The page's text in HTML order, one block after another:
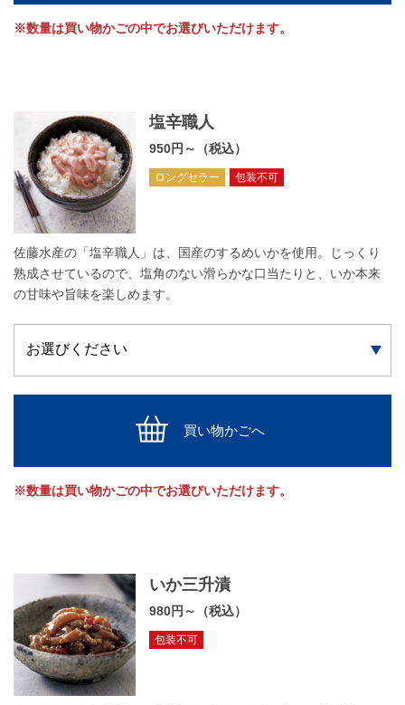
※数量は買い物かごの中でお選びいただけます。
塩辛職人
950円～（税込）
ロングセラー 包装不可
佐藤水産の「塩辛職人」は、国産のするめいかを使用。じっくり
熟成させているので、塩角のない滑らかな口当たりと、いか本来
の甘味や旨味を楽しめます。
買い物かごへ
※数量は買い物かごの中でお選びいただけます。
いか三升漬
980円～（税込）
包装不可